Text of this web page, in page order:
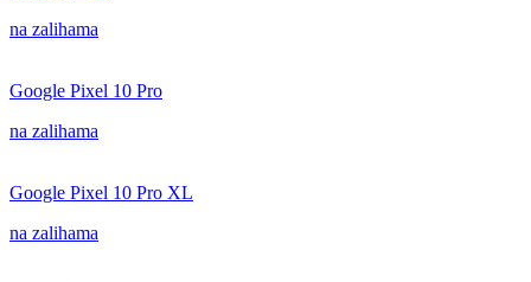
na zalihama
Google Pixel 10 Pro
na zalihama
Google Pixel 10 Pro XL
na zalihama